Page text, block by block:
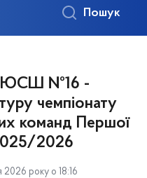
Пошук
№16 -
чемпіонату
команд Першої
2026
2026 року о 18:16